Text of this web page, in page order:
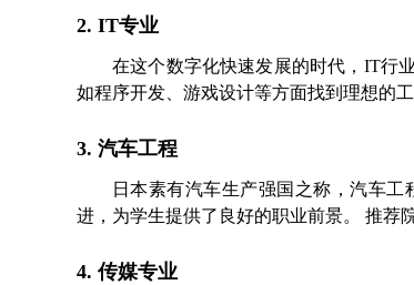
2. IT专业
在这个数字化快速发展的时代，IT行
如程序开发、游戏设计等方面找到理想的
3. 汽车工程
日本素有汽车生产强国之称，汽车
进，为学生提供了良好的职业前景。 推荐
4. 传媒专业